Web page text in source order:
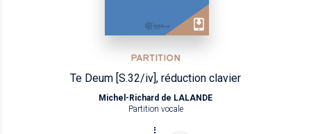
PARTITION
Te Deum [S.32/iv], réduction clavier
Michel-Richard de LALANDE
Partition vocale